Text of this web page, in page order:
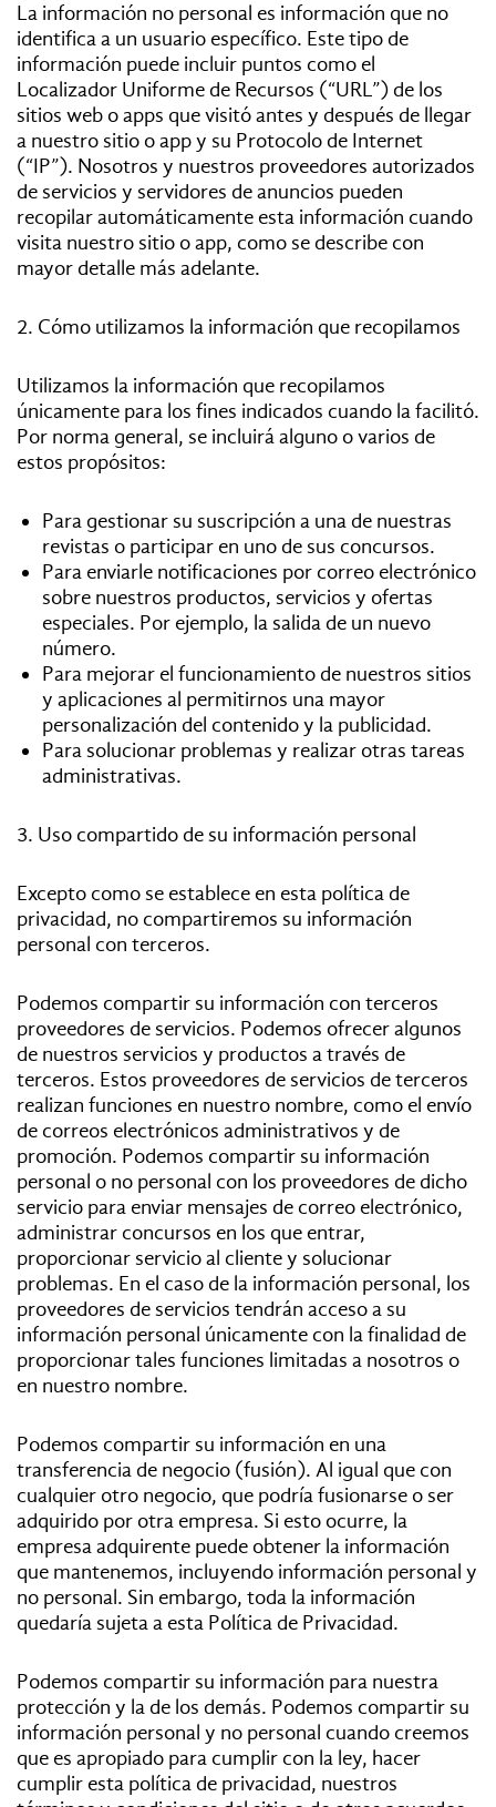
La información no personal es información que no
identifica a un usuario específico. Este tipo de
información puede incluir puntos como el
Localizador Uniforme de Recursos (“URL”) de los
sitios web o apps que visitó antes y después de llegar
a nuestro sitio o app y su Protocolo de Internet
(“IP”). Nosotros y nuestros proveedores autorizados
de servicios y servidores de anuncios pueden
recopilar automáticamente esta información cuando
visita nuestro sitio o app, como se describe con
mayor detalle más adelante.
2. Cómo utilizamos la información que recopilamos
Utilizamos la información que recopilamos
únicamente para los fines indicados cuando la facilitó.
Por norma general, se incluirá alguno o varios de
estos propósitos:
Para gestionar su suscripción a una de nuestras
revistas o participar en uno de sus concursos.
Para enviarle notificaciones por correo electrónico
sobre nuestros productos, servicios y ofertas
especiales. Por ejemplo, la salida de un nuevo
número.
Para mejorar el funcionamiento de nuestros sitios
y aplicaciones al permitirnos una mayor
personalización del contenido y la publicidad.
Para solucionar problemas y realizar otras tareas
administrativas.
3. Uso compartido de su información personal
Excepto como se establece en esta política de
privacidad, no compartiremos su información
personal con terceros.
Podemos compartir su información con terceros
proveedores de servicios. Podemos ofrecer algunos
de nuestros servicios y productos a través de
terceros. Estos proveedores de servicios de terceros
realizan funciones en nuestro nombre, como el envío
de correos electrónicos administrativos y de
promoción. Podemos compartir su información
personal o no personal con los proveedores de dicho
servicio para enviar mensajes de correo electrónico,
administrar concursos en los que entrar,
proporcionar servicio al cliente y solucionar
problemas. En el caso de la información personal, los
proveedores de servicios tendrán acceso a su
información personal únicamente con la finalidad de
proporcionar tales funciones limitadas a nosotros o
en nuestro nombre.
Podemos compartir su información en una
transferencia de negocio (fusión). Al igual que con
cualquier otro negocio, que podría fusionarse o ser
adquirido por otra empresa. Si esto ocurre, la
empresa adquirente puede obtener la información
que mantenemos, incluyendo información personal y
no personal. Sin embargo, toda la información
quedaría sujeta a esta Política de Privacidad.
Podemos compartir su información para nuestra
protección y la de los demás. Podemos compartir su
información personal y no personal cuando creemos
que es apropiado para cumplir con la ley, hacer
cumplir esta política de privacidad, nuestros
#Sexo
#Dinero
#Rincones
REVISTAS:VIS-À-VIS MINE